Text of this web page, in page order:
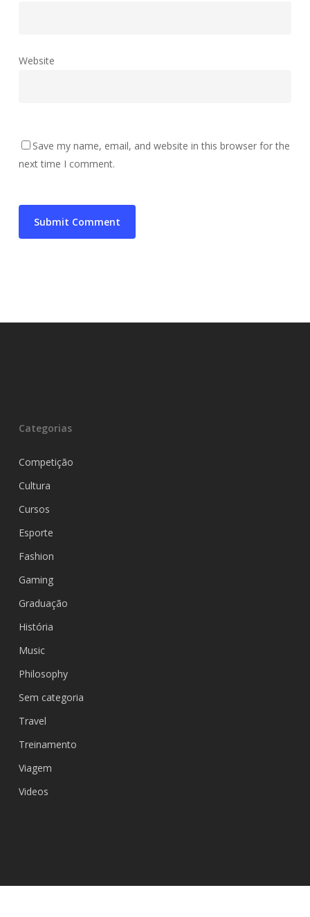
Website
Save my name, email, and website in this browser for the
next time I comment.
Categorias
Competição
Cultura
Cursos
Esporte
Fashion
Gaming
Graduação
História
Music
Philosophy
Sem categoria
Travel
Treinamento
Viagem
Videos